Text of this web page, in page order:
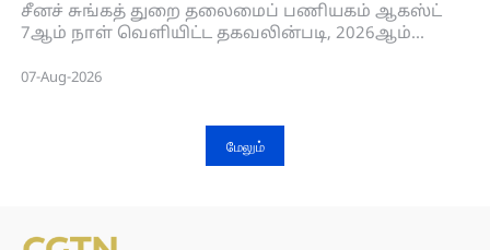
சீனச் சுங்கத் துறை தலைமைப் பணியகம் ஆகஸ்ட்
7ஆம் நாள் வெளியிட்ட தகவலின்படி, 2026ஆம்
வர்த்தகத்தின் ஏற்றுமதி மற்றும் இறக்குமதி
30.13 இலட்சம் கோடி யுவானை எட்டியுள்ளது.
07-Aug-2026
மேலும்